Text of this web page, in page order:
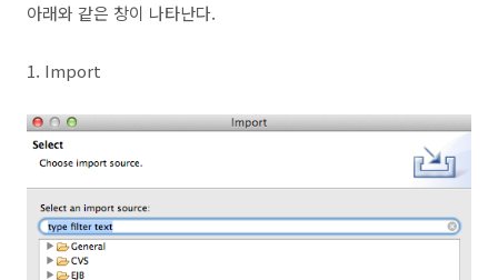
아래와 같은 창이 나타난다.
1. Import